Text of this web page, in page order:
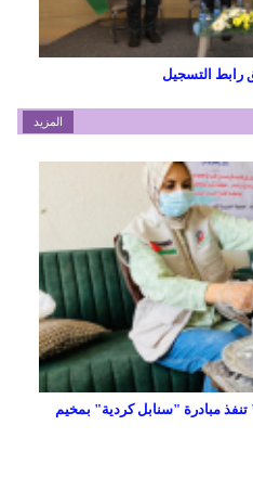
رابط التسجيل
المزيد
مبادرة "سنابل كردية" بمخيم